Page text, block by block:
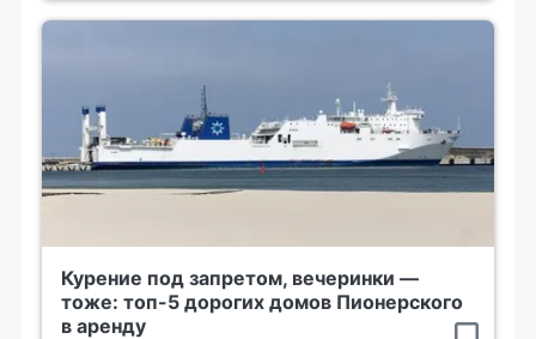
Курение под запретом, вечеринки —
тоже: топ-5 дорогих домов Пионерского
в аренду